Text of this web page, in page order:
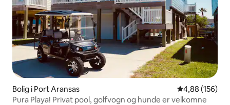
Bolig i Port Aransas 4,88 ud af 5 i
4,88 (156)
Pura Playa! Privat pool, golfvogn og hunde er velkomne